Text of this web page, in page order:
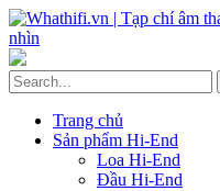
Trang chủ
Sản phẩm Hi-End
Loa Hi-End
Đầu Hi-End